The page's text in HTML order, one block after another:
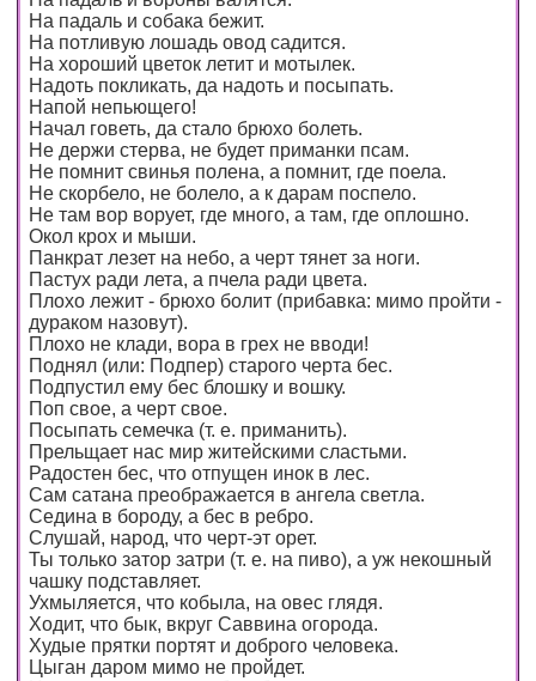
На падаль и собака бежит.
На потливую лошадь овод садится.
На хороший цветок летит и мотылек.
Надоть покликать, да надоть и посыпать.
Напой непьющего!
Начал говеть, да стало брюхо болеть.
Не держи стерва, не будет приманки псам.
Не помнит свинья полена, а помнит, где поела.
Не скорбело, не болело, а к дарам поспело.
Не там вор ворует, где много, а там, где оплошно.
Окол крох и мыши.
Панкрат лезет на небо, а черт тянет за ноги.
Пастух ради лета, а пчела ради цвета.
Плохо лежит - брюхо болит (прибавка: мимо пройти -
дураком назовут).
Плохо не клади, вора в грех не вводи!
Поднял (или: Подпер) старого черта бес.
Подпустил ему бес блошку и вошку.
Поп свое, а черт свое.
Посыпать семечка (т. е. приманить).
Прельщает нас мир житейскими сластьми.
Радостен бес, что отпущен инок в лес.
Сам сатана преображается в ангела светла.
Седина в бороду, а бес в ребро.
Слушай, народ, что черт-эт орет.
Ты только затор затри (т. е. на пиво), а уж некошный
чашку подставляет.
Ухмыляется, что кобыла, на овес глядя.
Ходит, что бык, вкруг Саввина огорода.
Худые прятки портят и доброго человека.
Цыган даром мимо не пройдет.